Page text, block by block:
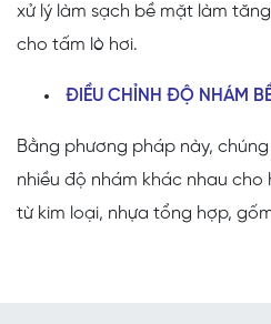
xử lý làm sạch bề mặt làm
cho tấm lò hơi.
ĐIỀU CHỈNH ĐỘ NHÁM
Bằng phương pháp này,
nhiều độ nhám khác nhau cho
từ kim loại, nhựa tổng hợp,